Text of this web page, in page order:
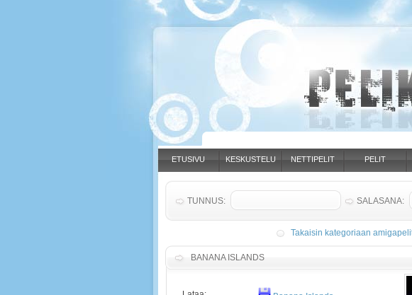
ETUSIVU KESKUSTELU NETTIPELIT PELIT
Takaisin kategoriaan
BANANA ISLANDS
TUNNUS: SALASANA: